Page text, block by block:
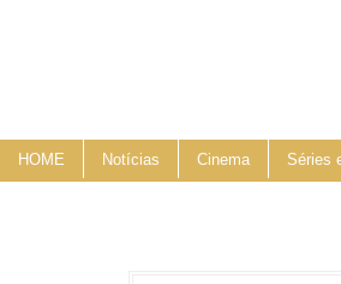
HOME Notícias Cinema Séries